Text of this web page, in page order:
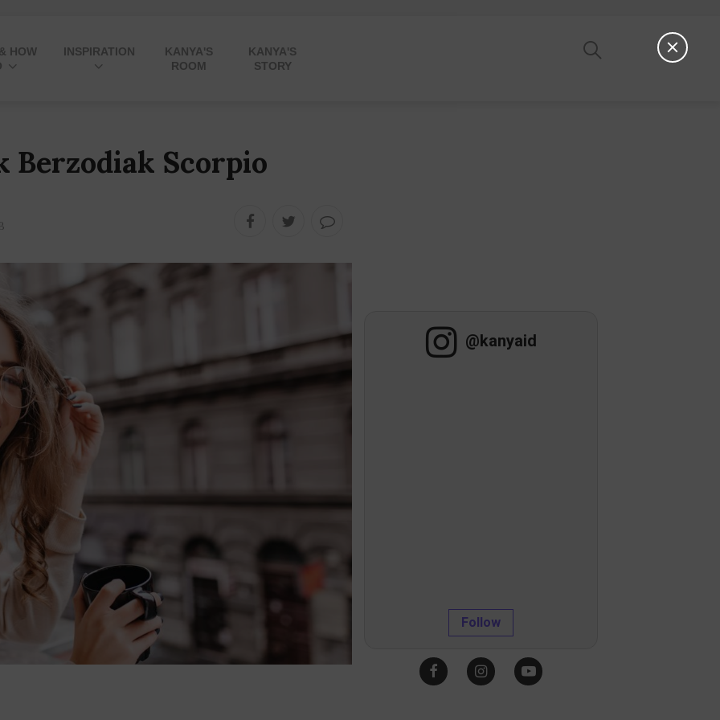
HOW
INSPIRATION
KANYA'S
ROOM
KANYA'S
STORY
Berzodiak Scorpio
@kanyaid
Follow